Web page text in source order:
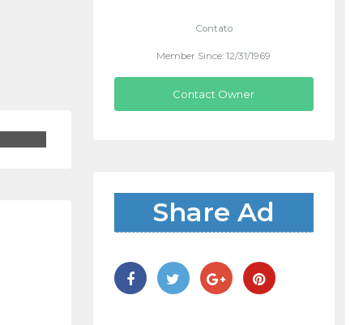
Contato
Member Since: 12/31/1969
Contact Owner
Share Ad